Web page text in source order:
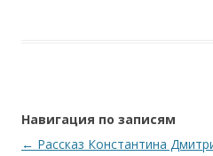
Навигация по записям
← Рассказ Константина